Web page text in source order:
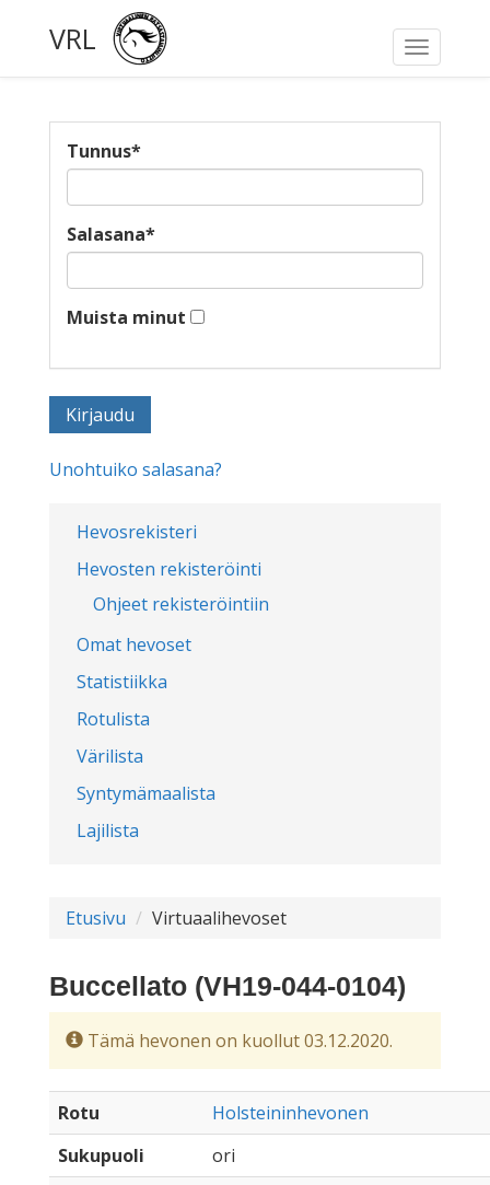
Toggle
VRL
Hevosrekisteri
Hevosten rekisteröinti
Ohjeet rekisteröintiin
Omat hevoset
Statistiikka
Rotulista
Värilista
Syntymämaalista
Lajilista
Tunnus*
Salasana*
Muista minut
Unohtuiko salasana?
Etusivu Virtuaalihevoset
Buccellato (VH19-044-0104)
Tämä hevonen on kuollut 03.12.2020.
Rotu
Holsteininhevonen
Sukupuoli
ori